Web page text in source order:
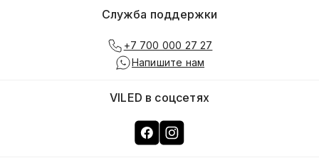
VILED в соцсетях
Служба поддержки
+7 700 000 27 27
Напишите нам